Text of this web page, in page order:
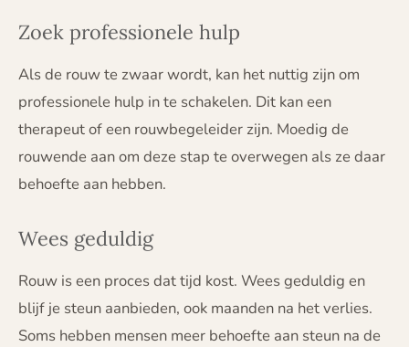
Zoek professionele hulp
Als de rouw te zwaar wordt, kan het nuttig zijn om
professionele hulp in te schakelen. Dit kan een
therapeut of een rouwbegeleider zijn. Moedig de
rouwende aan om deze stap te overwegen als ze daar
behoefte aan hebben.
Wees geduldig
Rouw is een proces dat tijd kost. Wees geduldig en
blijf je steun aanbieden, ook maanden na het verlies.
Soms hebben mensen meer behoefte aan steun na de